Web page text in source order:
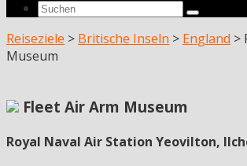
Reiseziele > Britische Inseln > England >
Museum
Fleet Air Arm Museum
Royal Naval Air Station Yeovilton,